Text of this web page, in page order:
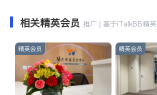
相关精英会员 推广 | 基于iTalkBB精
精英会员 精英会员